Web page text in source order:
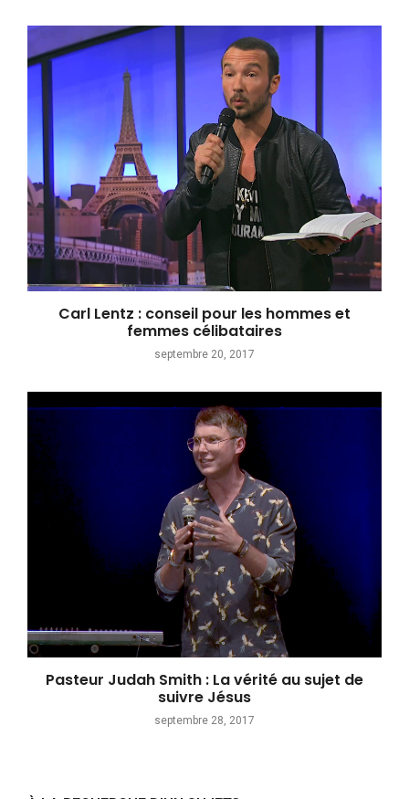
Carl Lentz : conseil pour les hommes et
femmes célibataires
septembre 20, 2017
Pasteur Judah Smith : La vérité au sujet de
suivre Jésus
septembre 28, 2017